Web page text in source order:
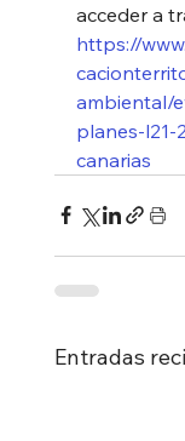
acceder a
https://
ambiental/
planes-l21-
canarias
Entradas